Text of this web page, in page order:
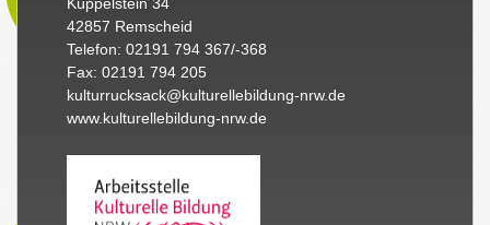
42857 Remscheid
Telefon: 02191 794 367/-368
Fax: 02191 794 205
kulturrucksack@kulturellebildung-nrw.de
www.kulturellebildung-nrw.de